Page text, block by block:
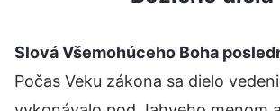
Slová Všemohúceho Boha
Počas Veku zákona sa dielo